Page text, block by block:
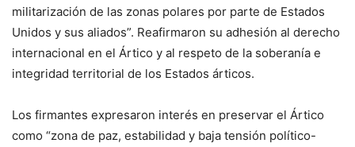
militarización de las zonas polares por parte de Estados
Unidos y sus aliados”. Reafirmaron su adhesión al derecho
internacional en el Ártico y al respeto de la soberanía e
integridad territorial de los Estados árticos.
Los firmantes expresaron interés en preservar el Ártico
como “zona de paz, estabilidad y baja tensión político-